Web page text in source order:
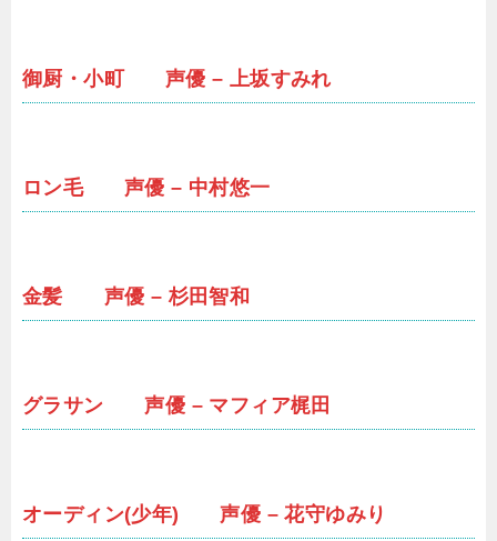
御厨・小町 声優 – 上坂すみれ
ロン毛 声優 – 中村悠一
金髪 声優 – 杉田智和
グラサン 声優 – マフィア梶田
オーディン(少年) 声優 – 花守ゆみり